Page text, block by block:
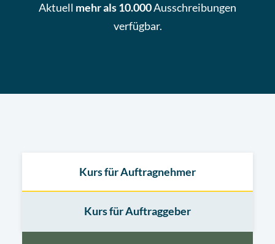
Aktuell mehr als 10.000Ausschreibungen
verfügbar.
Kurs für Auftragnehmer
Kurs für Auftraggeber